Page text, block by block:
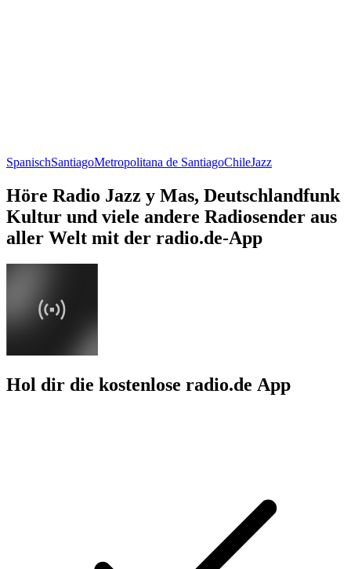
SpanischSantiagoMetropolitana de SantiagoChileJazz
Höre Radio Jazz y Mas, Deutschlandfunk
Kultur und viele andere Radiosender aus
aller Welt mit der radio.de-App
Hol dir die kostenlose radio.de App